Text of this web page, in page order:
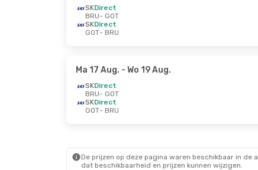
SKDirect
BRU- GOT
SKDirect
GOT- BRU
Ma 17 Aug. - Wo 19 Aug.
SKDirect
BRU- GOT
SKDirect
GOT- BRU
De prijzen op deze pagina waren beschikbaar in
dat beschikbaarheid en prijzen kunnen wijzigen.